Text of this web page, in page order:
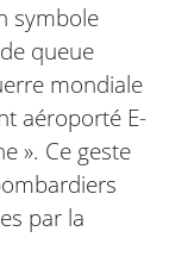
symbole
queue
mondiale
aéroporté E-
». Ce geste
par la